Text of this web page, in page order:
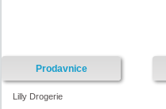
Prodavnice
Lilly Drogerie